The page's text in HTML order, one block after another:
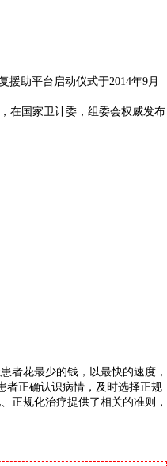
援助平台启动仪式于2014年9月
在国家卫计委，组委会权威发布
者花最少的钱，以最快的速度，
者正确认识病情，及时选择正规
正规化治疗提供了相关的准则，